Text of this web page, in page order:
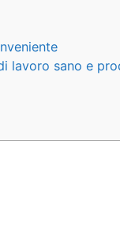
lavoro sano e